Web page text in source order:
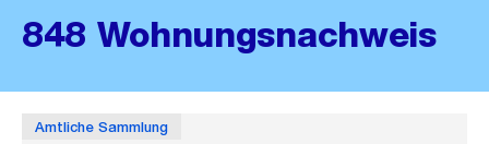
848 Wohnungsnachweis
Amtliche Sammlung